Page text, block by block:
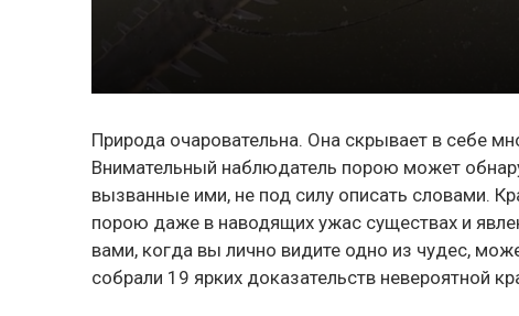
Природа очаровательна. Она скрывает в себе
Внимательный наблюдатель порою может
вызванные ими, не под силу описать словами.
порою даже в наводящих ужас существах и
вами, когда вы лично видите одно из чудес,
собрали 19 ярких доказательств невероятной